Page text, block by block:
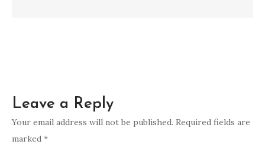
Leave a Reply
Your email address will not be published. Required fields are
marked *